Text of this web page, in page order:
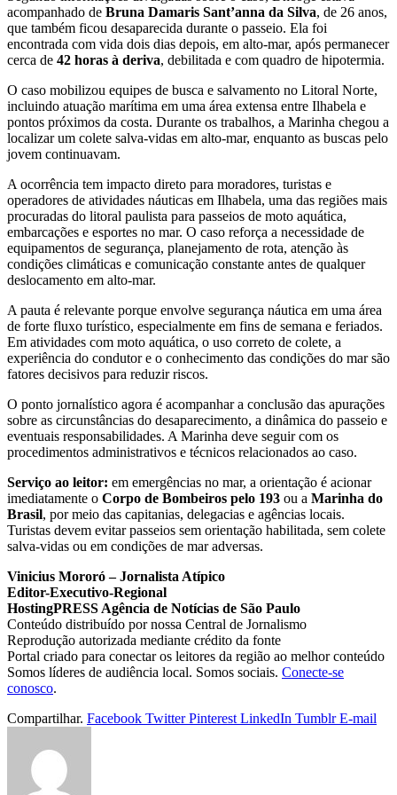
acompanhado de Bruna Damaris Sant’anna da Silva, de 26 anos,
que também ficou desaparecida durante o passeio. Ela foi
encontrada com vida dois dias depois, em alto-mar, após permanecer
cerca de 42 horas à deriva, debilitada e com quadro de hipotermia.
O caso mobilizou equipes de busca e salvamento no Litoral Norte,
incluindo atuação marítima em uma área extensa entre Ilhabela e
pontos próximos da costa. Durante os trabalhos, a Marinha chegou a
localizar um colete salva-vidas em alto-mar, enquanto as buscas pelo
jovem continuavam.
A ocorrência tem impacto direto para moradores, turistas e
operadores de atividades náuticas em Ilhabela, uma das regiões mais
procuradas do litoral paulista para passeios de moto aquática,
embarcações e esportes no mar. O caso reforça a necessidade de
equipamentos de segurança, planejamento de rota, atenção às
condições climáticas e comunicação constante antes de qualquer
deslocamento em alto-mar.
A pauta é relevante porque envolve segurança náutica em uma área
de forte fluxo turístico, especialmente em fins de semana e feriados.
Em atividades com moto aquática, o uso correto de colete, a
experiência do condutor e o conhecimento das condições do mar são
fatores decisivos para reduzir riscos.
O ponto jornalístico agora é acompanhar a conclusão das apurações
sobre as circunstâncias do desaparecimento, a dinâmica do passeio e
eventuais responsabilidades. A Marinha deve seguir com os
procedimentos administrativos e técnicos relacionados ao caso.
Serviço ao leitor: em emergências no mar, a orientação é acionar
imediatamente o Corpo de Bombeiros pelo 193 ou a Marinha do
Brasil, por meio das capitanias, delegacias e agências locais.
Turistas devem evitar passeios sem orientação habilitada, sem colete
salva-vidas ou em condições de mar adversas.
Vinicius Mororó – Jornalista Atípico
Editor-Executivo-Regional
HostingPRESS Agência de Notícias de São Paulo
Conteúdo distribuído por nossa Central de Jornalismo
Reprodução autorizada mediante crédito da fonte
Portal criado para conectar os leitores da região ao melhor conteúdo
Somos líderes de audiência local. Somos sociais. Conecte-se
conosco.
Compartilhar. Facebook Twitter Pinterest LinkedIn Tumblr E-mail